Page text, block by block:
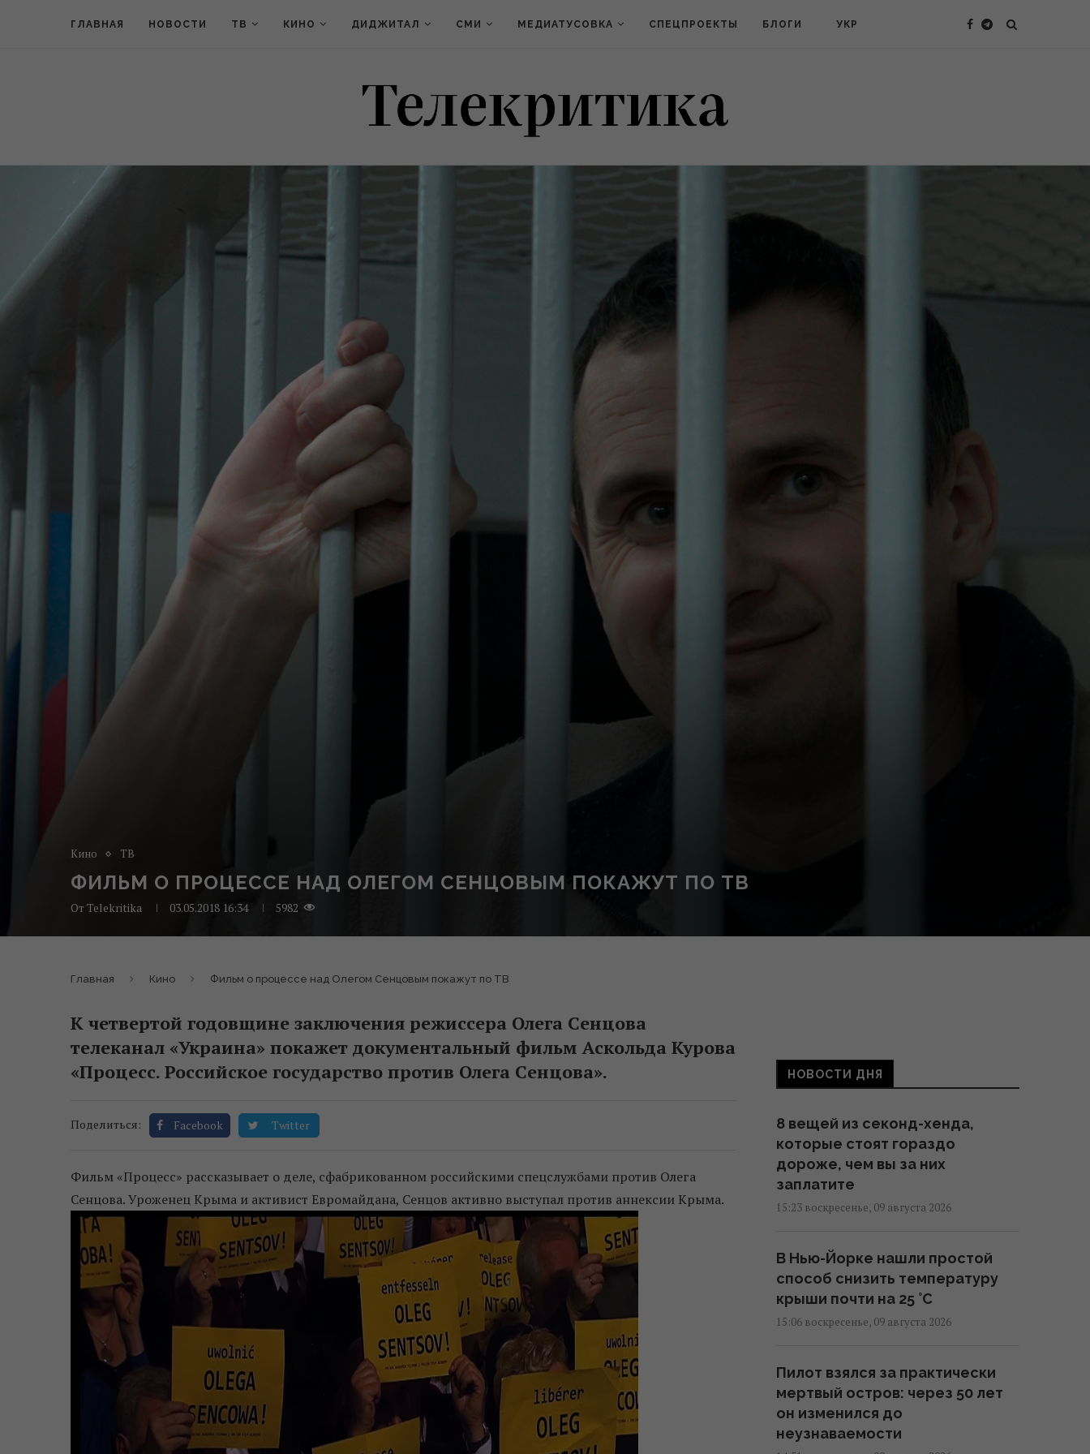
ГЛАВНАЯ НОВОСТИ ТВ КИНО ДИДЖИТАЛ СМИ МЕДИАТУСОВКА СПЕЦПРОЕКТЫ БЛОГИ УКР
Кино ТВ
ФИЛЬМ О ПРОЦЕССЕ НАД ОЛЕГОМ СЕНЦОВЫМ ПОКАЖУТ ПО ТВ
От Telekritika 03.05.2018 16:34 5982
Главная Кино Фильм о процессе над Олегом Сенцовым покажут по ТВ
К четвертой годовщине заключения режиссера Олега Сенцова
телеканал «Украина» покажет документальный фильм Аскольда Курова
«Процесс. Российское государство против Олега Сенцова».
Поделиться: Facebook Twitter
Фильм «Процесс» рассказывает о деле, сфабрикованном российскими спецслужбами против Олега
Сенцова. Уроженец Крыма и активист Евромайдана, Сенцов активно выступал против аннексии Крыма.
НОВОСТИ ДНЯ
8 вещей из секонд-хенда,
которые стоят гораздо
дороже, чем вы за них
заплатите
15:23 воскресенье, 09 августа 2026
В Нью-Йорке нашли простой
способ снизить температуру
крыши почти на 25 °C
15:06 воскресенье, 09 августа 2026
Пилот взялся за практически
мертвый остров: через 50 лет
он изменился до
неузнаваемости